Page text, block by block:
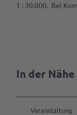
1 : 30.000. Bei
In der Nähe
Veranstaltung